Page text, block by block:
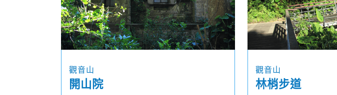
觀音山
開山院
觀音山
林梢步道